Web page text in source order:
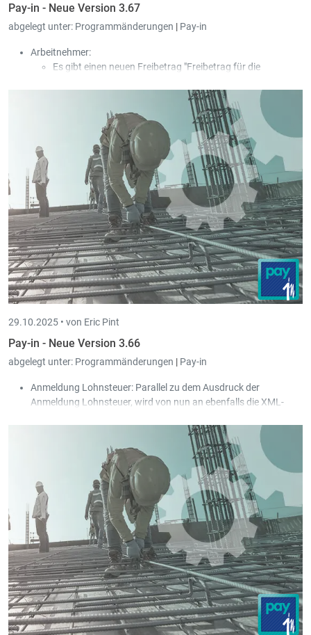
Pay-in - Neue Version 3.67
abgelegt unter: Programmänderungen | Pay-in
Arbeitnehmer:
Es gibt einen neuen Freibetrag "Freibetrag für die
Arbeitnehmer definiert werden kann und anhand der
Lohnart AMVP gebucht wird.
Der Import vom Arbeitnehmer wurde um den neuen
Freibetrag, durch eine zusätzliche Kolonne, erweitert.
29.10.2025 • von Eric Pint
Pay-in - Neue Version 3.66
abgelegt unter: Programmänderungen | Pay-in
Anmeldung Lohnsteuer: Parallel zu dem Ausdruck der
Anmeldung Lohnsteuer, wird von nun an ebenfalls die XML-
Simulation: Das Häkchen "Bestehende Abrechnungen vom
aktuellen Jahr berücksichtigen" wurde hinzugefügt.